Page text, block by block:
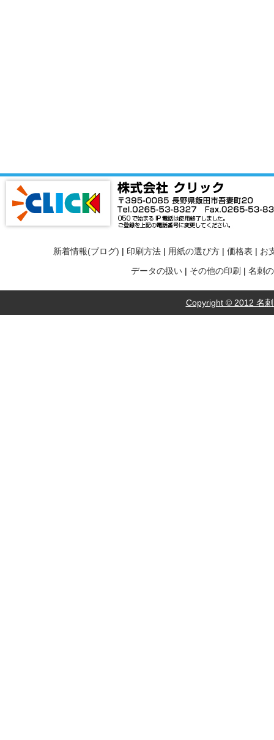
新着情報(ブログ) | 印刷方法 | 用紙の選び方 | 価格表 | お
データの扱い | その他の印刷 | 名刺
Copyright © 2012 名